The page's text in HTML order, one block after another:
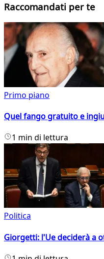
Raccomandati per te
Primo piano
Quel fango gratuito e
1 min di lettura
Politica
Giorgetti: l'Ue deciderà a